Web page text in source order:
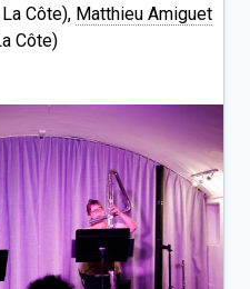
Côte), Matthieu Amiguet
Côte)